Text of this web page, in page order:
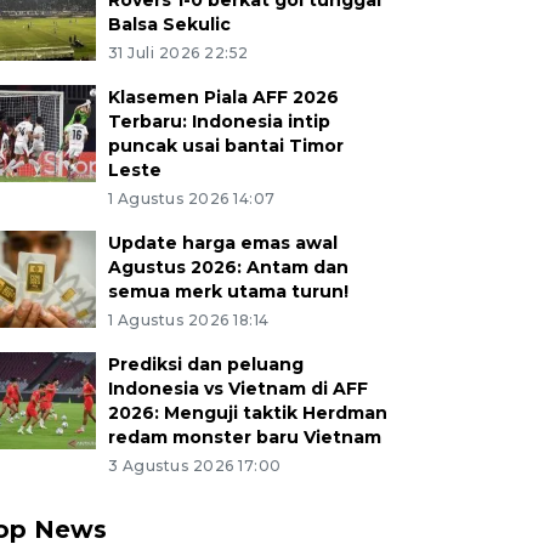
Balsa Sekulic
31 Juli 2026 22:52
Klasemen Piala AFF 2026
Terbaru: Indonesia intip
puncak usai bantai Timor
Leste
1 Agustus 2026 14:07
Update harga emas awal
Agustus 2026: Antam dan
semua merk utama turun!
1 Agustus 2026 18:14
Prediksi dan peluang
Indonesia vs Vietnam di AFF
2026: Menguji taktik Herdman
redam monster baru Vietnam
3 Agustus 2026 17:00
News